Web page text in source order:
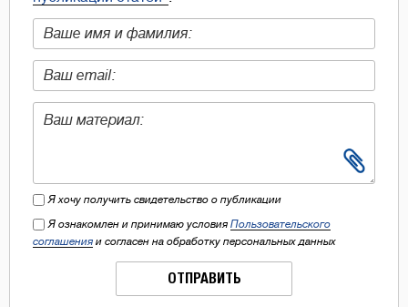
Я хочу получить свидетельство о публикации
Я ознакомлен и принимаю условия Пользовательского
соглашения и согласен на обработку персональных данных
ОТПРАВИТЬ